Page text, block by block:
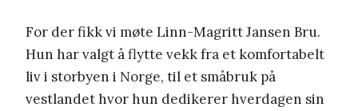
For der fikk vi møte Linn-Magritt Jansen Bru.
Hun har valgt å flytte vekk fra et komfortabelt
liv i storbyen i Norge, til et småbruk på
vestlandet hvor hun dedikerer hverdagen sin